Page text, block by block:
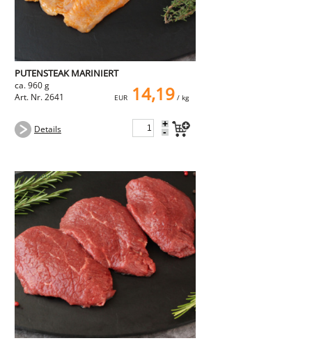
PUTENSTEAK MARINIERT
ca. 960 g
Art. Nr. 2641
EUR 14,19/ kg
Details +
-